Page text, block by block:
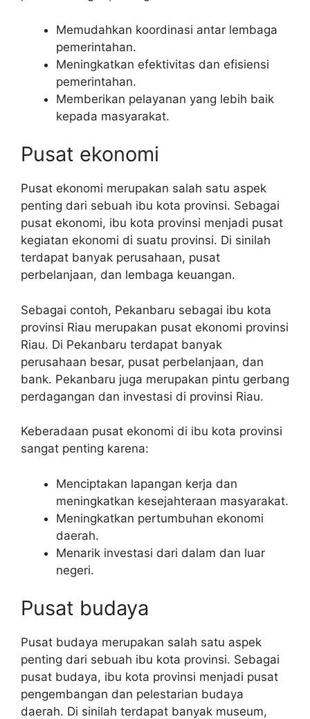
Memudahkan koordinasi antar lembaga
pemerintahan.
Meningkatkan efektivitas dan efisiensi
pemerintahan.
Memberikan pelayanan yang lebih baik
kepada masyarakat.
Pusat ekonomi
Pusat ekonomi merupakan salah satu aspek
penting dari sebuah ibu kota provinsi. Sebagai
pusat ekonomi, ibu kota provinsi menjadi pusat
kegiatan ekonomi di suatu provinsi. Di sinilah
terdapat banyak perusahaan, pusat
perbelanjaan, dan lembaga keuangan.
Sebagai contoh, Pekanbaru sebagai ibu kota
provinsi Riau merupakan pusat ekonomi provinsi
Riau. Di Pekanbaru terdapat banyak
perusahaan besar, pusat perbelanjaan, dan
bank. Pekanbaru juga merupakan pintu gerbang
perdagangan dan investasi di provinsi Riau.
Keberadaan pusat ekonomi di ibu kota provinsi
sangat penting karena:
Menciptakan lapangan kerja dan
meningkatkan kesejahteraan masyarakat.
Meningkatkan pertumbuhan ekonomi
daerah.
Menarik investasi dari dalam dan luar
negeri.
Pusat budaya
Pusat budaya merupakan salah satu aspek
penting dari sebuah ibu kota provinsi. Sebagai
pusat budaya, ibu kota provinsi menjadi pusat
pengembangan dan pelestarian budaya
daerah. Di sinilah terdapat banyak museum,